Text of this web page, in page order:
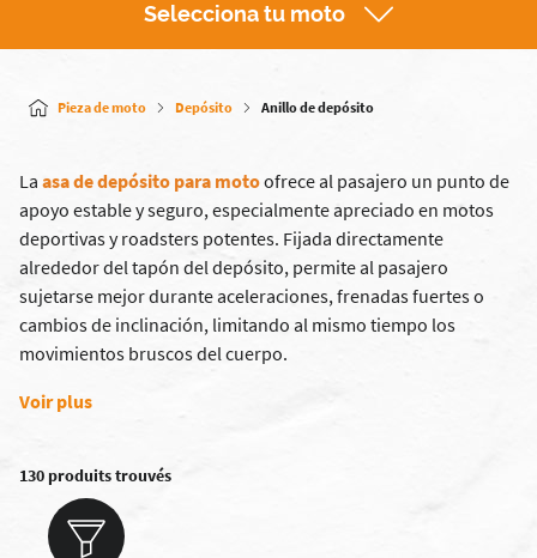
Selecciona tu moto
Pieza de moto Depósito Anillo de depósito
La asa de depósito para motoofrece al pasajero un punto de
apoyo estable y seguro, especialmente apreciado en motos
deportivas y roadsters potentes. Fijada directamente
alrededor del tapón del depósito, permite al pasajero
sujetarse mejor durante aceleraciones, frenadas fuertes o
cambios de inclinación, limitando al mismo tiempo los
movimientos bruscos del cuerpo.
Voir plus
130 produits trouvés